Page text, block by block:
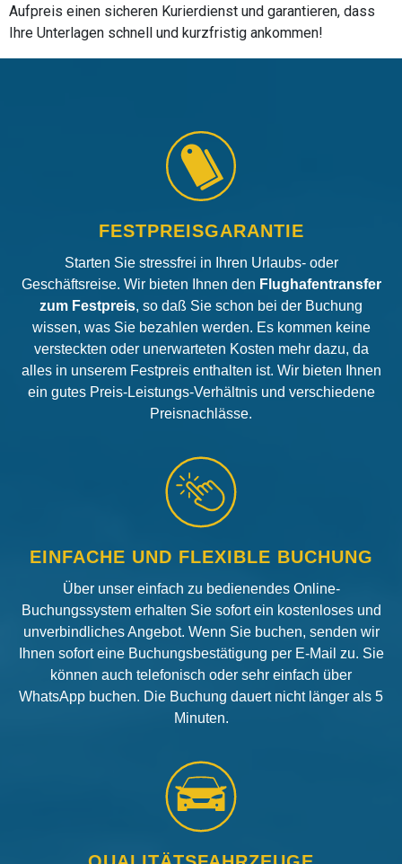
Aufpreis einen sicheren Kurierdienst und garantieren, dass
Ihre Unterlagen schnell und kurzfristig ankommen!
FESTPREISGARANTIE
Starten Sie stressfrei in Ihren Urlaubs- oder
Geschäftsreise. Wir bieten Ihnen den Flughafentransfer
zum Festpreis, so daß Sie schon bei der Buchung
wissen, was Sie bezahlen werden. Es kommen keine
versteckten oder unerwarteten Kosten mehr dazu, da
alles in unserem Festpreis enthalten ist. Wir bieten Ihnen
ein gutes Preis-Leistungs-Verhältnis und verschiedene
Preisnachlässe.
EINFACHE UND FLEXIBLE BUCHUNG
Über unser einfach zu bedienendes Online-
Buchungssystem erhalten Sie sofort ein kostenloses und
unverbindliches Angebot. Wenn Sie buchen, senden wir
Ihnen sofort eine Buchungsbestätigung per E-Mail zu. Sie
können auch telefonisch oder sehr einfach über
WhatsApp buchen. Die Buchung dauert nicht länger als 5
Minuten.